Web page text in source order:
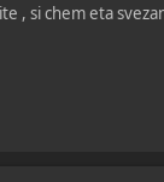
, si chem eta